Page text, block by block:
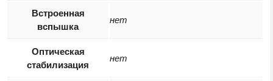
Встроенная
вспышка
нет
Оптическая
стабилизация
нет